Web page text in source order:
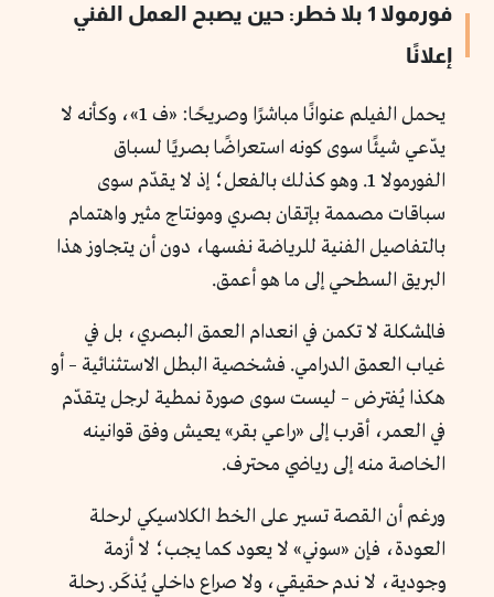
فورمولا 1 بلا خطر: حين يصبح العمل الفني
إعلانًا
يحمل الفيلم عنوانًا مباشرًا وصريحًا: «ف 1»، وكأنه لا
يدّعي شيئًا سوى كونه استعراضًا بصريًا لسباق
الفورمولا 1. وهو كذلك بالفعل؛ إذ لا يقدّم سوى
سباقات مصممة بإتقان بصري ومونتاج مثير واهتمام
بالتفاصيل الفنية للرياضة نفسها، دون أن يتجاوز هذا
البريق السطحي إلى ما هو أعمق.
فالمشكلة لا تكمن في انعدام العمق البصري، بل في
غياب العمق الدرامي. فشخصية البطل الاستثنائية – أو
هكذا يُفترض – ليست سوى صورة نمطية لرجل يتقدّم
في العمر، أقرب إلى «راعي بقر» يعيش وفق قوانينه
الخاصة منه إلى رياضي محترف.
ورغم أن القصة تسير على الخط الكلاسيكي لرحلة
العودة، فإن «سوني» لا يعود كما يجب؛ لا أزمة
وجودية، لا ندم حقيقي، ولا صراع داخلي يُذكَر. رحلة